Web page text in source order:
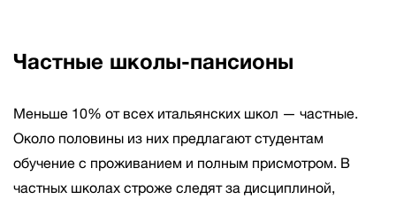
Частные школы-пансионы
Меньше 10% от всех итальянских школ — частные.
Около половины из них предлагают студентам
обучение с проживанием и полным присмотром. В
частных школах строже следят за дисциплиной,